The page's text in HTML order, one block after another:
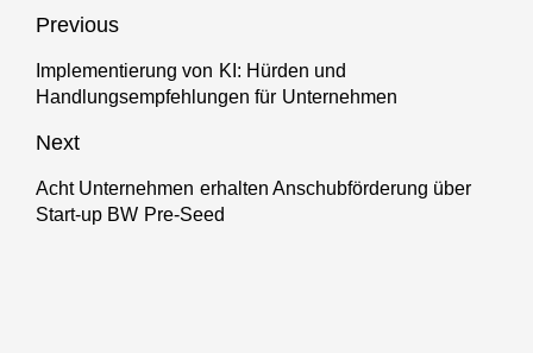
Produktion
Beitragsnavigation
Previous
Previous
post:
Implementierung von KI: Hürden und
Handlungsempfehlungen für Unternehmen
Next
Next
post:
Acht Unternehmen erhalten Anschubförderung über
Start-up BW Pre-Seed